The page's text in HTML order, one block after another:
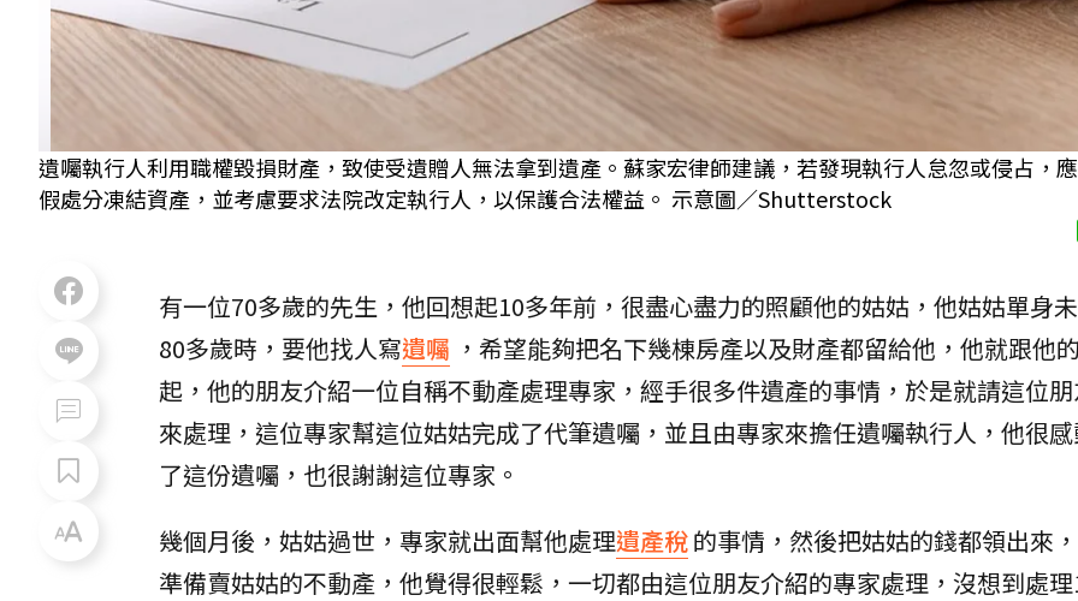
遺囑執行人利用職權毀損財產，致使受遺贈人無法拿到遺產。蘇家宏律師建議，若發現執行人怠忽或侵占，
假處分凍結資產，並考慮要求法院改定執行人，以保護合法權益。 示意圖／Shutterstock
有一位70多歲的先生，他回想起10多年前，很盡心盡力的照顧他的姑姑，他姑姑單身
80多歲時，要他找人寫遺囑 ，希望能夠把名下幾棟房產以及財產都留給他，他就跟他
起，他的朋友介紹一位自稱不動產處理專家，經手很多件遺產的事情，於是就請這位
來處理，這位專家幫這位姑姑完成了代筆遺囑，並且由專家來擔任遺囑執行人，他很
了這份遺囑，也很謝謝這位專家。
幾個月後，姑姑過世，專家就出面幫他處理遺產稅的事情，然後把姑姑的錢都領出來
準備賣姑姑的不動產，他覺得很輕鬆，一切都由這位朋友介紹的專家處理，沒想到處